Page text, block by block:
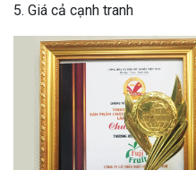
5. Giá cả cạnh tranh